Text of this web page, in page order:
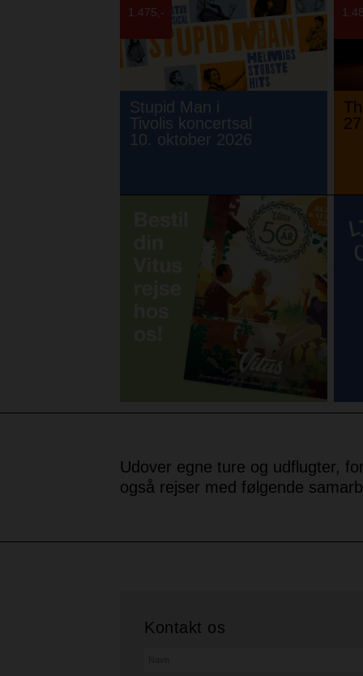
1.475,-
Stupid Man i
Tivolis koncertsal
10. oktober 2026
Udover egne ture og udflugter,
også rejser med følgende
Kontakt os